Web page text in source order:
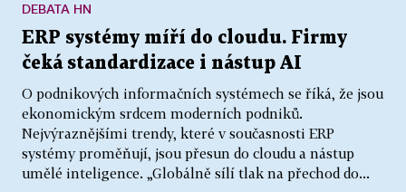
ERP systémy míří do cloudu. Firmy
čeká standardizace i nástup AI
O podnikových informačních systémech se říká, že jsou
ekonomickým srdcem moderních podniků.
Nejvýraznějšími trendy, které v současnosti ERP
systémy proměňují, jsou přesun do cloudu a nástup
umělé inteligence. „Globálně sílí tlak na přechod do...
DEBATA HN